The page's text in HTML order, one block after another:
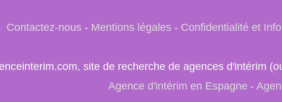
Contactez-nous- Mentions légales- Confidentialité et
site de recherche de agences d'intérim
Agence d'intérim en Espagne -